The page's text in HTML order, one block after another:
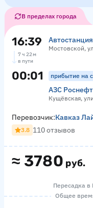
В пределах города
16:39 Автостанция
Мостовской,
7 ч 22 м
в пути
00:01 прибытие на
АЗС
Кущёвская,
≈ 3780 руб.
Перевозчик:Кавказ
3.8 110 отзывов
Пересадка в
Общее